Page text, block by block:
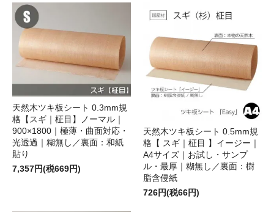
天然木ツキ板シート 0.3mm規
格【スギ｜柾目】ノーマル｜
900×1800｜極薄・曲面対応・
光透過｜糊無し／裏面：和紙
貼り
7,357円(税669円)
天然木ツキ板シート 0.5mm規
格【 スギ｜柾目 】イージー｜
A4サイズ｜お試し・サンプ
ル・最厚｜糊無し／裏面：樹
脂含侵紙
726円(税66円)